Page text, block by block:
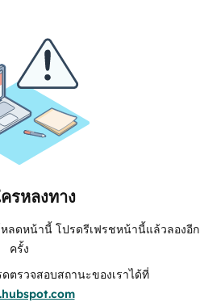
รหลงทาง
ลดหน้านี้ โปรดรีเฟรชหน้านี้แล้วลองอีก
ครั้ง
ตรวจสอบสถานะของเราได้ที่